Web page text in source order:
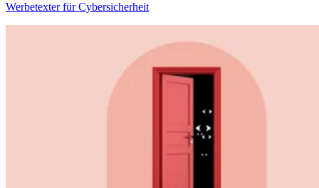
Werbetexter für Cybersicherheit